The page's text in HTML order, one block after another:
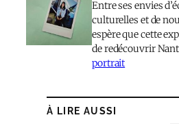
Entre ses envies
culturelles et de
espère que cette
de redécouvrir
portrait
À LIRE AUSSI